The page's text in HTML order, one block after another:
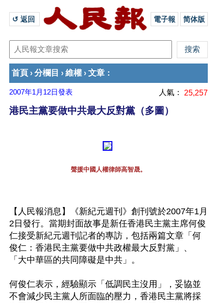
↺ 返回 電子報 简体版
首頁 › 分欄目 › 維權 › 文章 ：
2007年1月12日發表 人氣： 25,257
港民主黨要做中共最大反對黨（多圖）
聲援中國人權律師高智晟。
【人民報消息】《新紀元週刊》創刊號於2007年1月
2日發行。當期封面故事是新任香港民主黨主席何俊
仁接受新紀元週刊記者的專訪，包括兩篇文章「何
俊仁：香港民主黨要做中共政權最大反對黨」、
「大中華區的共同障礙是中共」。
何俊仁表示，經驗顯示「低調民主沒用」，妥協並
不會減少民主黨人所面臨的壓力，香港民主黨將採